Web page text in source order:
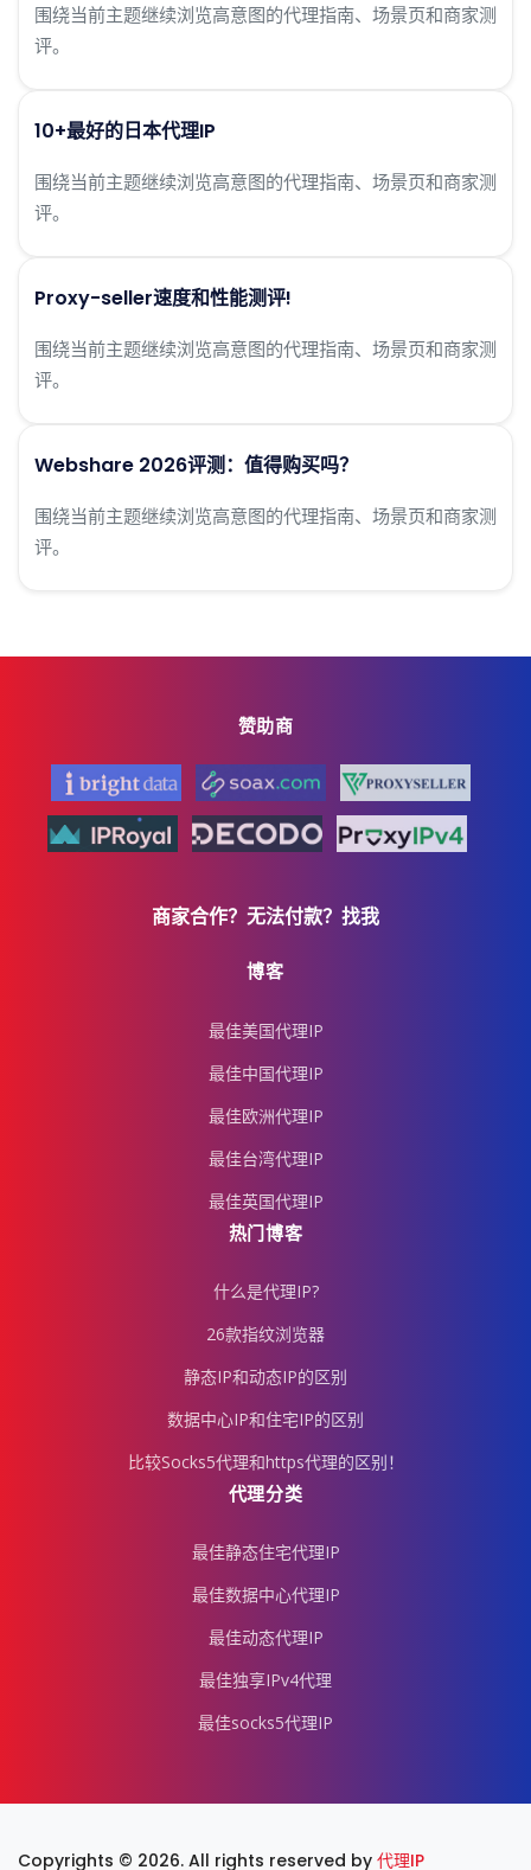
围绕当前主题继续浏览高意图的代理指南、场景页和商家测
评。
10+最好的日本代理IP
围绕当前主题继续浏览高意图的代理指南、场景页和商家测
评。
Proxy-seller速度和性能测评!
围绕当前主题继续浏览高意图的代理指南、场景页和商家测
评。
Webshare 2026评测：值得购买吗？
围绕当前主题继续浏览高意图的代理指南、场景页和商家测
评。
赞助商
商家合作？无法付款？找我
博客
最佳美国代理IP
最佳中国代理IP
最佳欧洲代理IP
最佳台湾代理IP
最佳英国代理IP
热门博客
什么是代理IP?
26款指纹浏览器
静态IP和动态IP的区别
数据中心IP和住宅IP的区别
比较Socks5代理和https代理的区别！
代理分类
最佳静态住宅代理IP
最佳数据中心代理IP
最佳动态代理IP
最佳独享IPv4代理
最佳socks5代理IP
Copyrights © 2026. All rights reserved by 代理IP